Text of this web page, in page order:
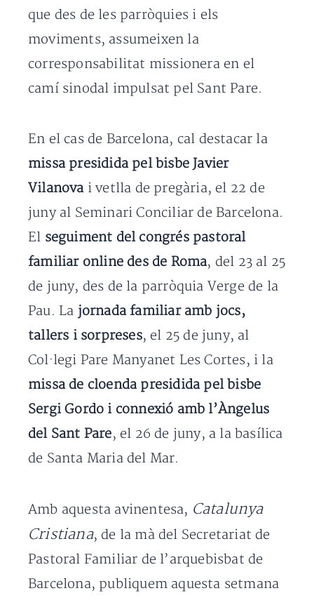
que des de les parròquies i els
moviments, assumeixen la
corresponsabilitat missionera en el
camí sinodal impulsat pel Sant Pare.
En el cas de Barcelona, cal destacar la
missa presidida pel bisbe Javier
Vilanovai vetlla de pregària, el 22 de
juny al Seminari Conciliar de Barcelona.
El seguiment del congrés pastoral
familiar online des de Roma, del 23 al 25
de juny, des de la parròquia Verge de la
Pau. La jornada familiar amb jocs,
tallers i sorpreses, el 25 de juny, al
Col·legi Pare Manyanet Les Cortes, i la
missa de cloenda presidida pel bisbe
Sergi Gordo i connexió amb l’Àngelus
del Sant Pare, el 26 de juny, a la basílica
de Santa Maria del Mar.
Amb aquesta avinentesa, Catalunya
Cristiana, de la mà del Secretariat de
Pastoral Familiar de l’arquebisbat de
Barcelona, publiquem aquesta setmana